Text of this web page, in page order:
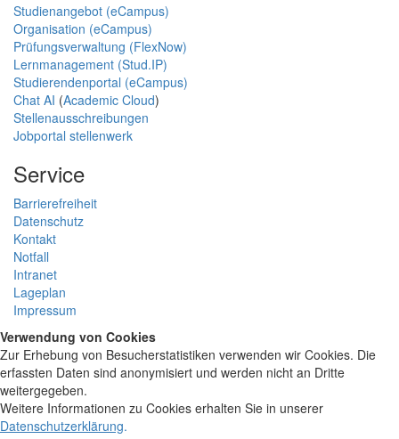
Studienangebot (eCampus)
Organisation (eCampus)
Prüfungsverwaltung (FlexNow)
Lernmanagement (Stud.IP)
Studierendenportal (eCampus)
Chat AI (Academic Cloud)
Stellenausschreibungen
Jobportal stellenwerk
Service
Barrierefreiheit
Datenschutz
Kontakt
Notfall
Intranet
Lageplan
Impressum
Verwendung von Cookies
Zur Erhebung von Besucherstatistiken verwenden wir Cookies. Die
erfassten Daten sind anonymisiert und werden nicht an Dritte
weitergegeben.
Weitere Informationen zu Cookies erhalten Sie in unserer
Datenschutzerklärung.